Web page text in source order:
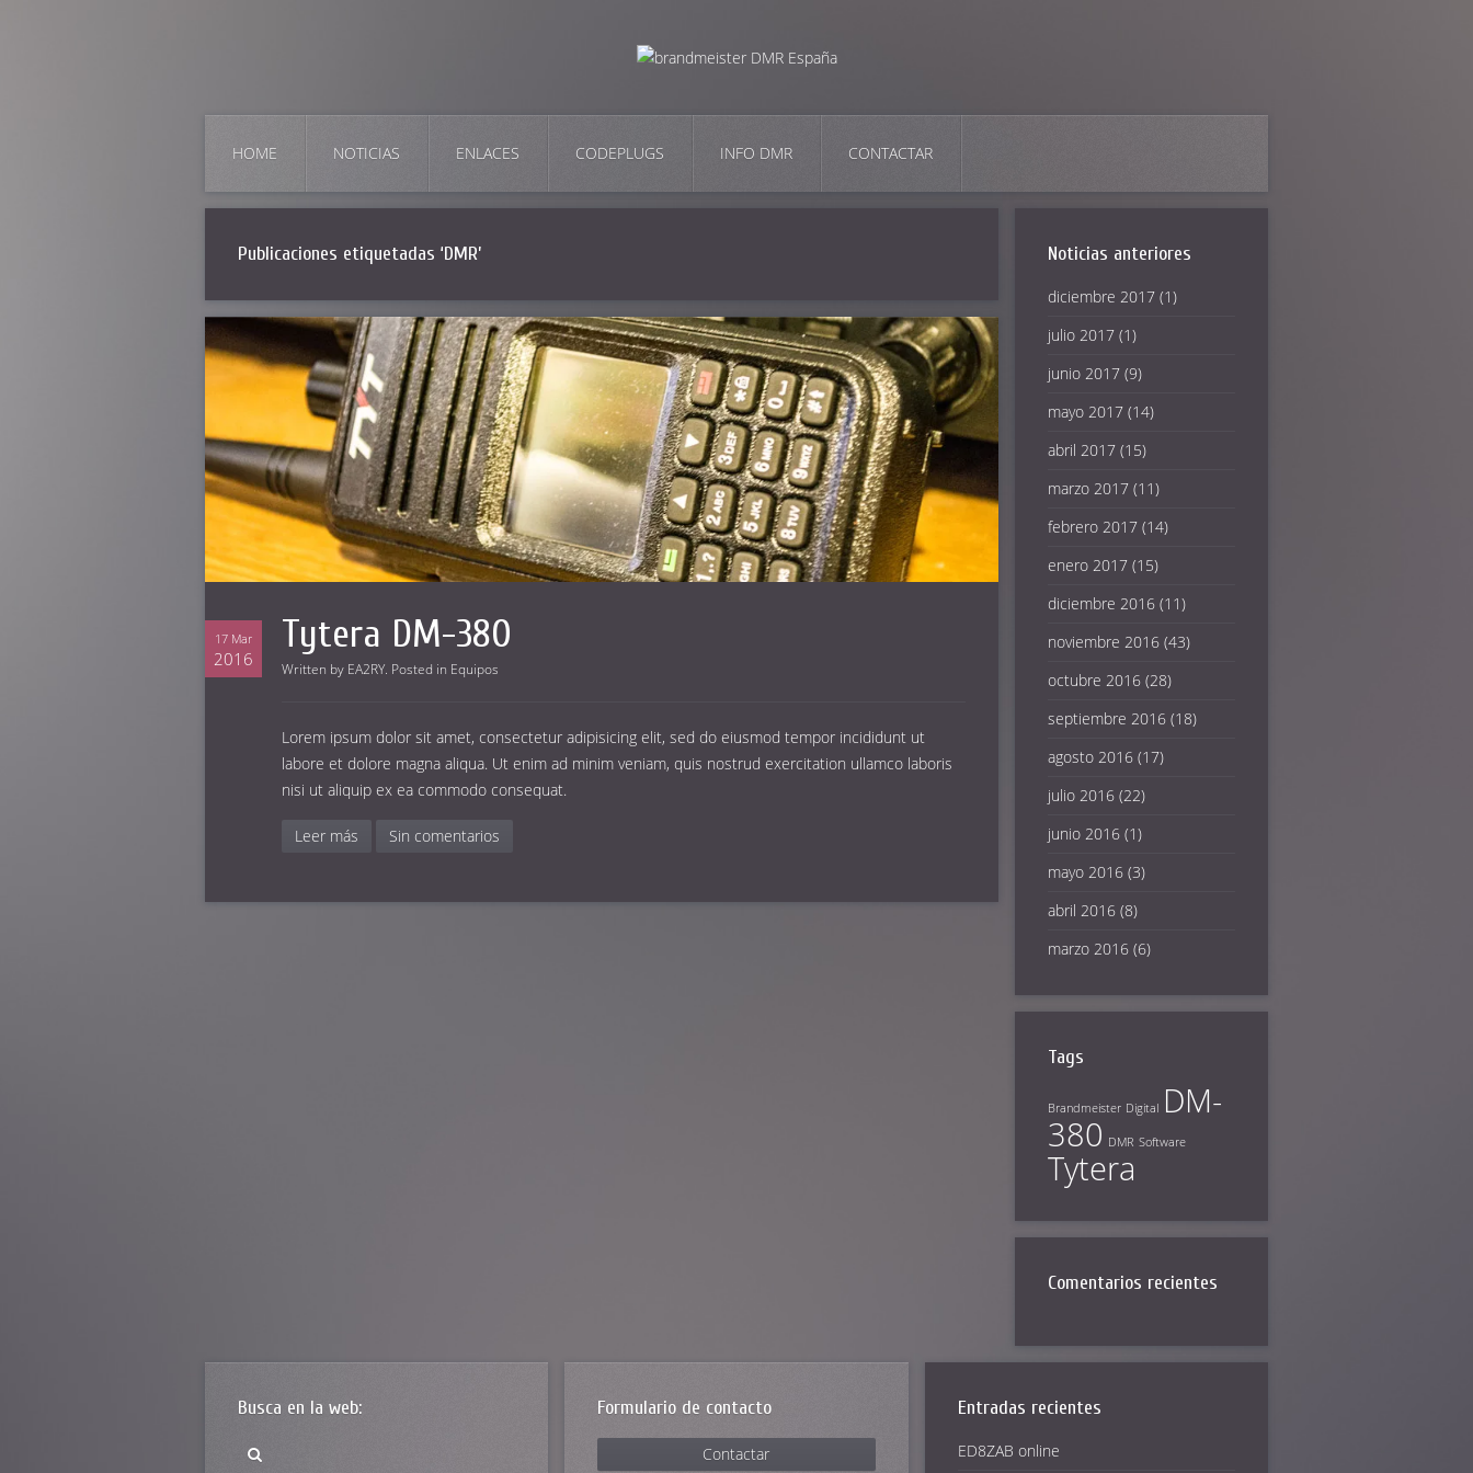
HOME NOTICIAS ENLACES CODEPLUGS INFO DMR CONTACTAR
Publicaciones etiquetadas ‘DMR’
17 Mar
2016
Tytera DM-380
Written by EA2RY. Posted in Equipos
Lorem ipsum dolor sit amet, consectetur adipisicing elit, sed do eiusmod tempor incididunt ut
labore et dolore magna aliqua. Ut enim ad minim veniam, quis nostrud exercitation ullamco laboris
nisi ut aliquip ex ea commodo consequat.
Leer más Sin comentarios
Noticias anteriores
diciembre 2017(1)
julio 2017(1)
junio 2017(9)
mayo 2017(14)
abril 2017(15)
marzo 2017(11)
febrero 2017(14)
enero 2017(15)
diciembre 2016(11)
noviembre 2016(43)
octubre 2016(28)
septiembre 2016(18)
agosto 2016(17)
julio 2016(22)
junio 2016(1)
mayo 2016(3)
abril 2016(8)
marzo 2016(6)
Tags
Brandmeister Digital DM-
380 DMR Software
Tytera
Comentarios recientes
Busca en la web: Formulario de contacto
Contactar
Entradas recientes
ED8ZAB online